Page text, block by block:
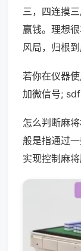
三，四连摸
赢钱。理想
风局，归根到
若你在仪器
加微信号;
怎么判断麻
般是指通过
实现控制麻